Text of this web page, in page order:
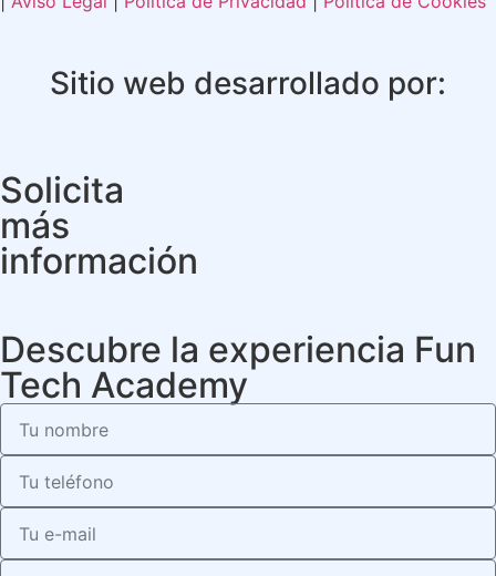
Sitio web desarrollado por:
Solicita
más
información
Descubre la experiencia Fun
Tech Academy